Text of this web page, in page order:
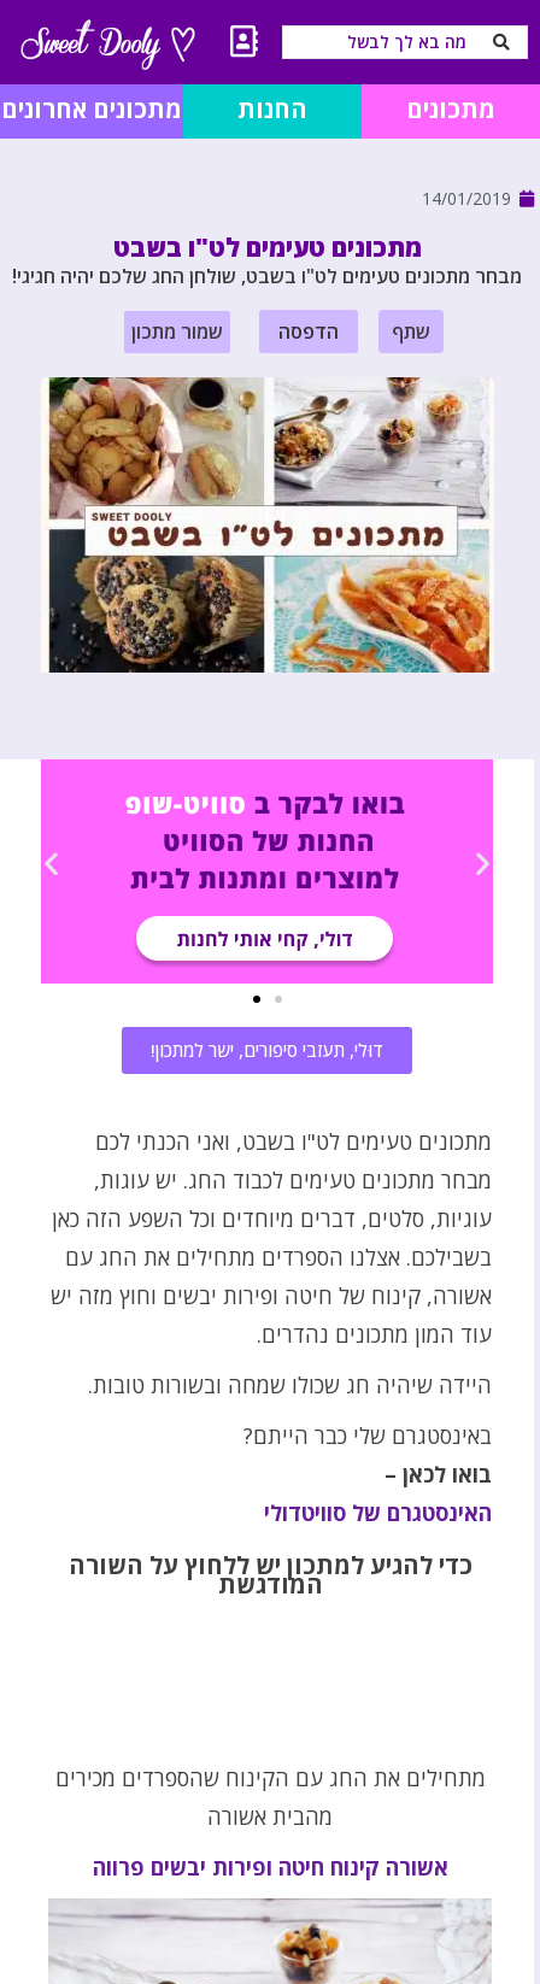
מתכונים החנות מתכונים אחרונים
14/01/2019
מתכונים טעימים לט"ו בשבט
מבחר מתכונים טעימים לט"ו בשבט, שולחן החג שלכם יהיה חגיגי!
שתף הדפסה שמור מתכון
דוּלי, תעזבי סיפורים, ישר למתכון!
מתכונים טעימים לט"ו בשבט, ואני הכנתי לכם
מבחר מתכונים טעימים לכבוד החג. יש עוגות,
עוגיות, סלטים, דברים מיוחדים וכל השפע הזה כאן
בשבילכם. אצלנו הספרדים מתחילים את החג עם
אשורה, קינוח של חיטה ופירות יבשים וחוץ מזה יש
עוד המון מתכונים נהדרים.
היידה שיהיה חג שכולו שמחה ובשורות טובות.
באינסטגרם שלי כבר הייתם?
בואו לכאן –
האינסטגרם של סוויטדולי
כדי להגיע למתכון יש ללחוץ על השורה
המודגשת
מתחילים את החג עם הקינוח שהספרדים מכירים
מהבית אשורה
אשורה קינוח חיטה ופירות יבשים פרווה